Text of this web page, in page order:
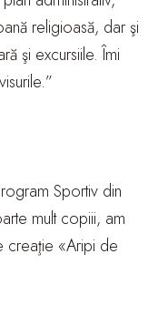
religioasă, dar şi
şi excursiile. Îmi
Sportiv din
mult copiii, am
creaţie «Aripi de